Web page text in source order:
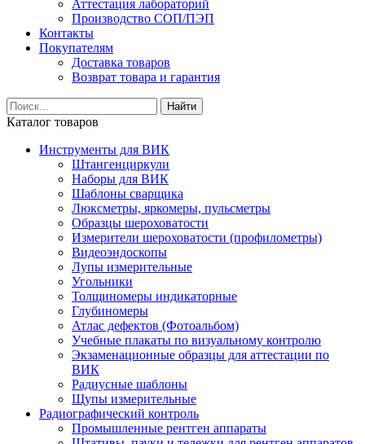
Аттестация лабораторий
Производство СОП/ПЭП
Контакты
Покупателям
Доставка товаров
Возврат товара и гарантия
Найти
Каталог товаров
Инструменты для ВИК
Штангенциркули
Наборы для ВИК
Шаблоны сварщика
Люксметры, яркомеры, пульсметры
Образцы шероховатости
Измерители шероховатости (профилометры)
Видеоэндоскопы
Лупы измерительные
Угольники
Толщиномеры индикаторные
Глубиномеры
Атлас дефектов (Фотоальбом)
Учебные плакаты по визуальному контролю
Экзаменационные образцы для аттестации по
ВИК
Радиусные шаблоны
Щупы измерительные
Радиографический контроль
Промышленные рентген аппараты